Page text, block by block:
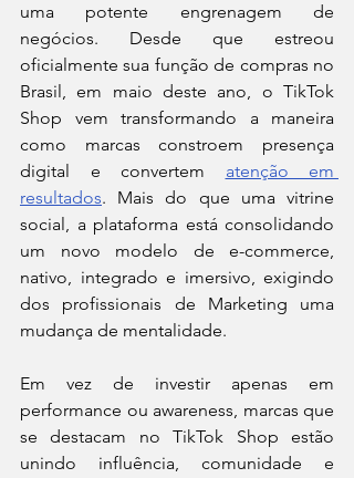
uma potente engrenagem de
negócios. Desde que estreou
oficialmente sua função de compras no
Brasil, em maio deste ano, o TikTok
Shop vem transformando a maneira
como marcas constroem presença
digital e convertem atenção em
resultados. Mais do que uma vitrine
social, a plataforma está consolidando
um novo modelo de e-commerce,
nativo, integrado e imersivo, exigindo
dos profissionais de Marketing uma
mudança de mentalidade.
Em vez de investir apenas em
performance ou awareness, marcas que
se destacam no TikTok Shop estão
unindo influência, comunidade e